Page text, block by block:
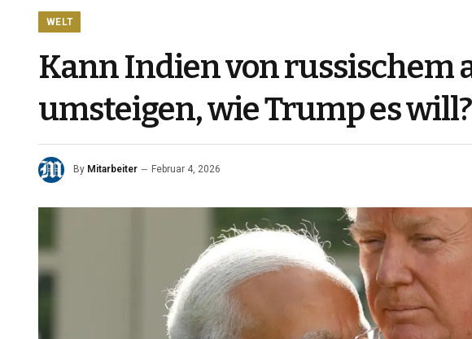
WELT
Kann Indien von russischem
umsteigen, wie Trump es
By Mitarbeiter Februar 4, 2026